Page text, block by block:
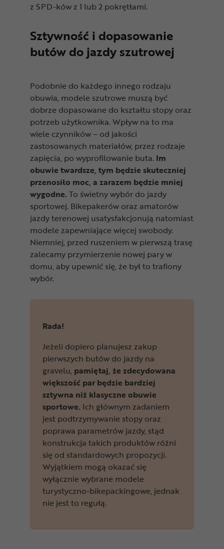
z SPD-ków z 1 lub 2 pokrętłami.
Sztywność i dopasowanie
butów do jazdy szutrowej
Podobnie do każdego innego rodzaju
obuwia, modele szutrowe muszą być
dobrze dopasowane do kształtu stopy oraz
potrzeb użytkownika. Wpływ na to ma
wiele czynników – od jakości
zastosowanych materiałów, przez rodzaje
zapięcia, po wyprofilowanie buta. Im
obuwie twardsze, tym będzie skuteczniej
przenosiło moc, a zarazem będzie mniej
wygodne. To świetny wybór do jazdy
sportowej. Bikepakerów oraz amatorów
jazdy terenowej usatysfakcjonują natomiast
modele zapewniające więcej swobody.
Niemniej, przed ruszeniem w pierwszą trasę
zalecamy przymierzenie nowej pary w
domu, aby upewnić się, że był to trafiony
wybór.
Rada!
Jeżeli dopiero planujesz zakup
pierwszych butów do jazdy na
gravelu, pamiętaj, że zdecydowana
większość par będzie bardziej
sztywna niż klasyczne obuwie
sportowe. Ich głównym zadaniem
jest podtrzymywanie stopy oraz
poprawa parametrów jazdy, stąd
konstrukcja takich produktów różni
się od standardowych propozycji.
Wyjątkiem mogą okazać się
wyłącznie wybrane modele
turystyczno-bikepackingowe, jednak
nie jest to regułą.